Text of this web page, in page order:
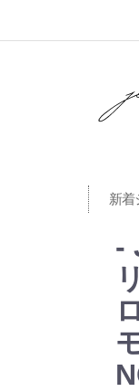
新着
-